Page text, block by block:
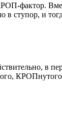
фактор.
ступор, и
в